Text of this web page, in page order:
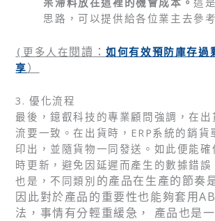
思路，可以提供給各位業主去參考
( 更多人在 閱讀 ：如何有效預防庫存過
享）
3. 優化流程
最後，鐿叡科技的專業顧問強調，在出
流要一致。在出貨時，ERP系統的銷貨
印出，並隨貨物一同發送。如此便能確
時更新，避免因延遲而產生的數據錯誤
也是，不同類別 的產品在生產的節奏
因此對於產品的重要性也能夠套用
法，事情有分輕重緩急， 產品也是一